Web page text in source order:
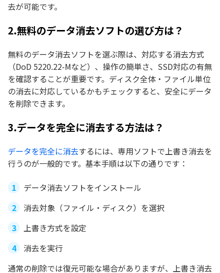
去が可能です。
2.無料のデータ消去ソフトの選び方は？
無料のデータ消去ソフトを選ぶ際は、対応する消去方式
（DoD 5220.22-Mなど）、操作の簡単さ、SSD対応の有無
を確認することが重要です。ディスク全体・ファイル単位
の消去に対応しているかもチェックすると、安全にデータ
を削除できます。
3.データを完全に消去する方法は？
データを完全に消去するには、専用ソフトで上書き消去を
行うのが一般的です。基本手順は以下の通りです：
データ消去ソフトをインストール
消去対象（ファイル・ディスク）を選択
上書き方式を設定
消去を実行
通常の削除では復元可能な場合がありますが、上書き消去